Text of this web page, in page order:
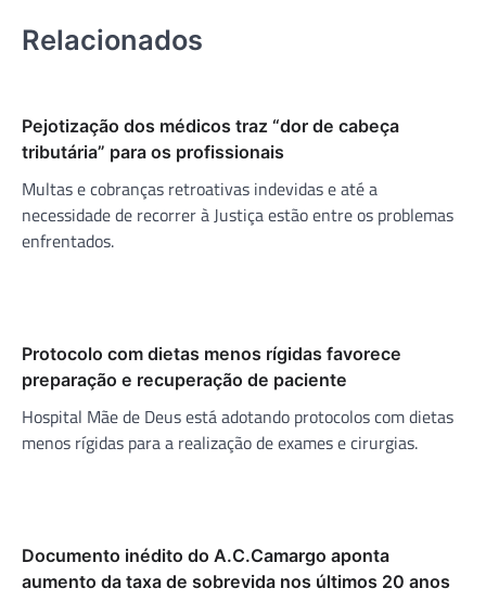
Relacionados
Pejotização dos médicos traz “dor de cabeça
tributária” para os profissionais
Multas e cobranças retroativas indevidas e até a
necessidade de recorrer à Justiça estão entre os problemas
enfrentados.
Protocolo com dietas menos rígidas favorece
preparação e recuperação de paciente
Hospital Mãe de Deus está adotando protocolos com dietas
menos rígidas para a realização de exames e cirurgias.
Documento inédito do A.C.Camargo aponta
aumento da taxa de sobrevida nos últimos 20 anos